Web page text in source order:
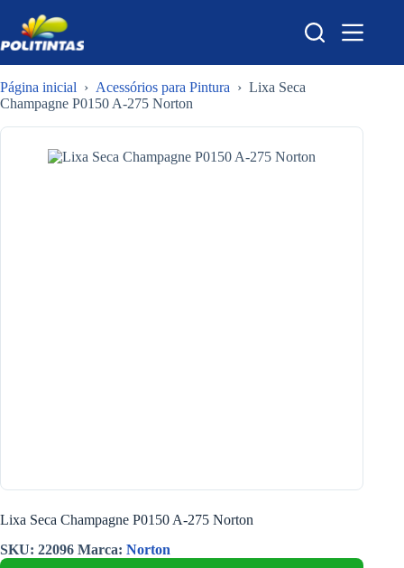
para
o
conteúdo
Página inicial › Acessórios para Pintura › Lixa Seca
Champagne P0150 A-275 Norton
Lixa Seca Champagne P0150 A-275 Norton
SKU: 22096 Marca: Norton